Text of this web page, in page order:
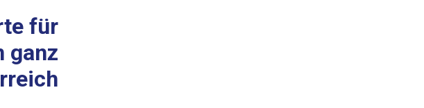
für
ganz